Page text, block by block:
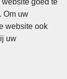
goed te
Om uw
website ook
uw